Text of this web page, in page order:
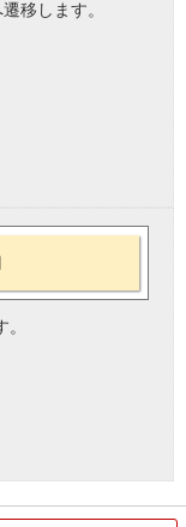
移します。